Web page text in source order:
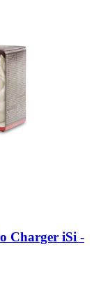
Charger iSi -​